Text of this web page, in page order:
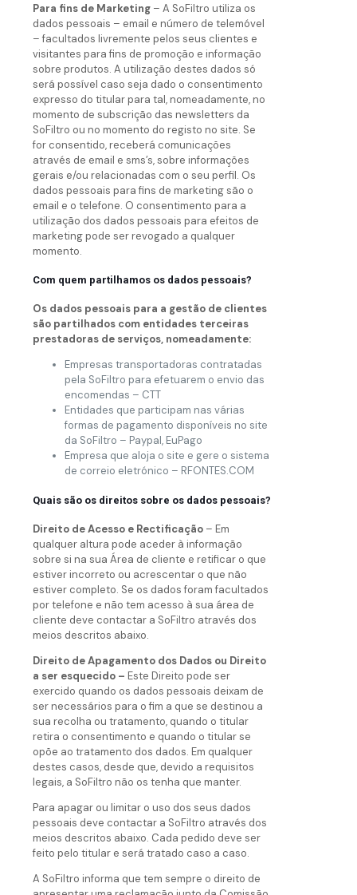
Para fins de Marketing – A SoFiltro utiliza os
dados pessoais – email e número de telemóvel
– facultados livremente pelos seus clientes e
visitantes para fins de promoção e informação
sobre produtos. A utilização destes dados só
será possível caso seja dado o consentimento
expresso do titular para tal, nomeadamente, no
momento de subscrição das newsletters da
SoFiltro ou no momento do registo no site. Se
for consentido, receberá comunicações
através de email e sms’s, sobre informações
gerais e/ou relacionadas com o seu perfil. Os
dados pessoais para fins de marketing são o
email e o telefone. O consentimento para a
utilização dos dados pessoais para efeitos de
marketing pode ser revogado a qualquer
momento.
Com quem partilhamos os dados pessoais?
Os dados pessoais para a gestão de clientes
são partilhados com entidades terceiras
prestadoras de serviços, nomeadamente:
Empresas transportadoras contratadas
pela SoFiltro para efetuarem o envio das
encomendas – CTT
Entidades que participam nas várias
formas de pagamento disponíveis no site
da SoFiltro – Paypal, EuPago
Empresa que aloja o site e gere o sistema
de correio eletrónico – RFONTES.COM
Quais são os direitos sobre os dados pessoais?
Direito de Acesso e Rectificação – Em
qualquer altura pode aceder à informação
sobre si na sua Área de cliente e retificar o que
estiver incorreto ou acrescentar o que não
estiver completo. Se os dados foram facultados
por telefone e não tem acesso à sua área de
cliente deve contactar a SoFiltro através dos
meios descritos abaixo.
Direito de Apagamento dos Dados ou Direito
a ser esquecido – Este Direito pode ser
exercido quando os dados pessoais deixam de
ser necessários para o fim a que se destinou a
sua recolha ou tratamento, quando o titular
retira o consentimento e quando o titular se
opõe ao tratamento dos dados. Em qualquer
destes casos, desde que, devido a requisitos
legais, a SoFiltro não os tenha que manter.
Para apagar ou limitar o uso dos seus dados
pessoais deve contactar a SoFiltro através dos
meios descritos abaixo. Cada pedido deve ser
feito pelo titular e será tratado caso a caso.
A SoFiltro informa que tem sempre o direito de